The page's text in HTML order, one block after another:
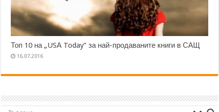
Топ 10 на „USА Today” за най-продаваните книги в САЩ
16.07.2016